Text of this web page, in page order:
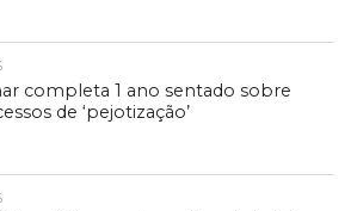
completa 1 ano sentado sobre
de ‘pejotização’